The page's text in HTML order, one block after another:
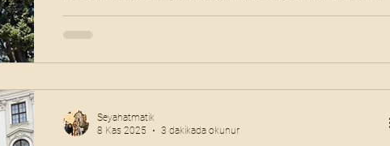
hem doğal güzelliklerle hem tarihi açıdan hem de tarihte
yaşanılan acı durumları birçok noktada yaşatmaktadır.
Seyahatmatik
8 Kas 2025
3 dakikada okunur